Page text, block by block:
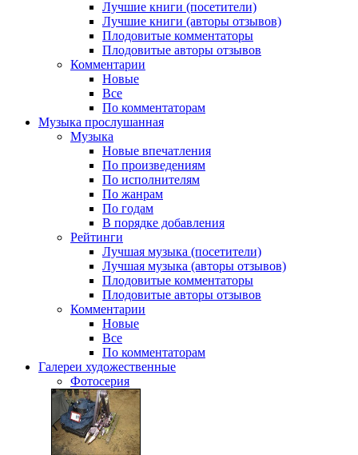
Лучшие книги (посетители)
Лучшие книги (авторы отзывов)
Плодовитые комментаторы
Плодовитые авторы отзывов
Комментарии
Новые
Все
По комментаторам
Музыка прослушанная
Музыка
Новые впечатления
По произведениям
По исполнителям
По жанрам
По годам
В порядке добавления
Рейтинги
Лучшая музыка (посетители)
Лучшая музыка (авторы отзывов)
Плодовитые комментаторы
Плодовитые авторы отзывов
Комментарии
Новые
Все
По комментаторам
Галереи художественные
Фотосерия